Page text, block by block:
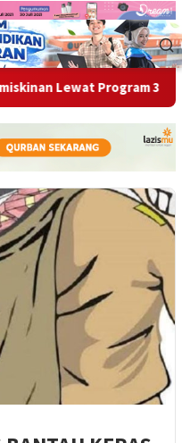
Lewat Program 3 Juta